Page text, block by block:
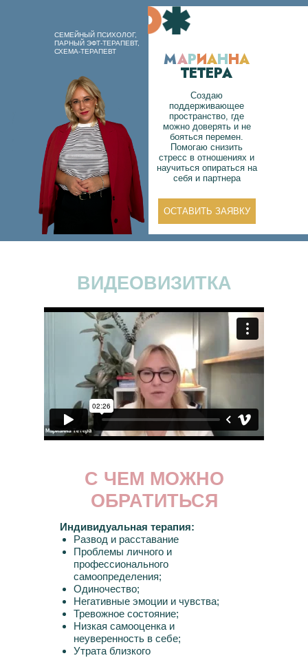
СЕМЕЙНЫЙ ПСИХОЛОГ,
ПАРНЫЙ ЭФТ-ТЕРАПЕВТ,
СХЕМА-ТЕРАПЕВТ
МАРИАННА
ТЕТЕРА
Создаю
поддерживающее
пространство, где
можно доверять и не
бояться перемен.
Помогаю снизить
стресс в отношениях и
научиться опираться на
себя и партнера
ОСТАВИТЬ ЗАЯВКУ
Индивидуальная терапия:
Развод и расставание
Проблемы личного и
профессионального
самоопределения;
Одиночество;
Негативные эмоции и чувства;
Тревожное состояние;
Низкая самооценка и
неуверенность в себе;
Утрата близкого
С ЧЕМ МОЖНО
ОБРАТИТЬСЯ
ВИДЕОВИЗИТКА